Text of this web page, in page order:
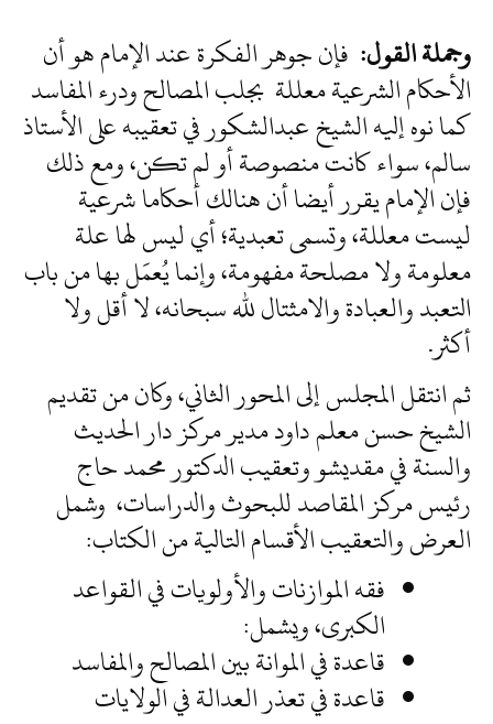
وجملة القول: فإن جوهر الفكرة عند الإمام هو أن
الأحكام الشرعية معللة بجلب المصالح ودرء المفاسد
كما نوه إليه الشيخ عبدالشكور في تعقيبه على الأستاذ
سالم، سواء كانت منصوصة أو لم تكن، ومع ذلك
فإن الإمام يقرر أيضا أن هنالك أحكاما شرعية
ليست معللة، وتسمى تعبدية؛ أي ليس لها علة
معلومة ولا مصلحة مفهومة، وإنما يُعمَل بها من باب
التعبد والعبادة والامثتال لله سبحانه، لا أقل ولا
أكثر.
ثم انتقل المجلس إلى المحور الثاني، وكان من تقديم
الشيخ حسن معلم داود مدير مركز دار الحديث
والسنة في مقديشو وتعقيب الدكتور محمد حاج
رئيس مركز المقاصد للبحوث والدراسات، وشمل
العرض والتعقيب الأقسام التالية من الكتاب:
فقه الموازنات والأولويات في القواعد
الكبرى، ويشمل:
قاعدة في الموانة بين المصالح والمفاسد
قاعدة في تعذر العدالة في الولايات